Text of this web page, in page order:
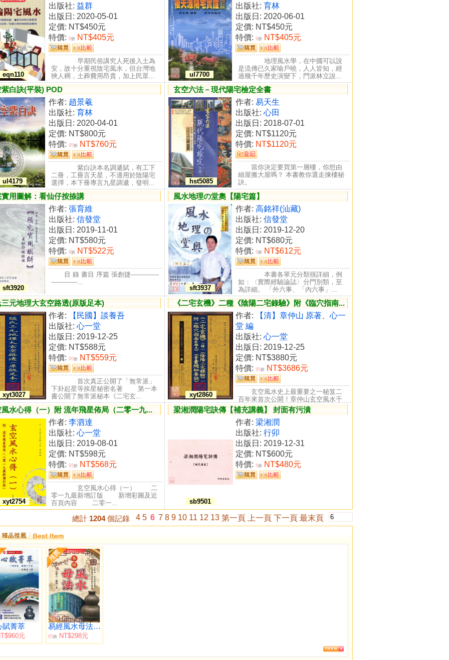
eqn110
出版社: 益群
出版日: 2020-05-01
定價: NT$450元
特價: 9折 NT$405元
早期民俗講究人死後入土為
安，故十分重視陰宅風水，但台灣地
狹人稠，土葬費用昂貴，加上民眾...
ul7700
出版社: 育林
出版日: 2020-06-01
定價: NT$450元
特價: 9折 NT$405元
地理風水學，在中國可以說
是流傳已久家喻戶曉，人人皆知，經
過幾千年歷史演變下，門派林立說...
白訣(平裝) POD
ul4179
作者: 趙景羲
出版社: 育林
出版日: 2020-04-01
定價: NT$800元
特價: 95折 NT$760元
紫白訣本名調遞賦，有工下
二冊，工冊言天星，不適用於陰陽宅
選擇，本下冊專言九星調遞，發明...
玄空六法－現代陽宅檢定全書
hst5085
作者: 易天生
出版社: 心田
出版日: 2018-07-01
定價: NT$1120元
特價: NT$1120元
當你決定要買第一層樓，你想由
細屋搬大屋嗎？ 本書教你選走揀樓秘
訣。
用圖解：看仙仔按捺講
sft3920
作者: 張育維
出版社: 信發堂
出版日: 2019-11-01
定價: NT$580元
特價: 9折 NT$522元
目 錄 書目 序篇 張創捷--------------
-------------...
風水地理の堂奧【陽宅篇】
sft3937
作者: 高銘祥(汕藏)
出版社: 信發堂
出版日: 2019-12-20
定價: NT$680元
特價: 9折 NT$612元
本書各單元分類很詳細，例
如：〈實際經驗論誌〉分門別類，至
為詳細。 「外六事、「內六事」...
元地理大玄空路透(原版足本)
xyt3027
作者:
【民國】談養吾
出版社: 心一堂
出版日: 2019-12-25
定價: NT$588元
特價: 95折 NT$559元
首次真正公開了「無常派」
下卦起星等挨星秘密名著 第一本
書公開了無常派秘本《二宅玄...
《二宅玄機》二種《陰陽二宅錄驗》附《臨穴指南...
xyt2860
作者:
【清】章仲山 原著、心一
堂 編
出版社: 心一堂
出版日: 2019-12-25
定價: NT$3880元
特價: 95折 NT$3686元
玄空風水史上最重要之一秘笈二
百年來首次公開！章仲山玄空風水千
金不傳之秘中秘 章仲...
水心得（一）附 流年飛星佈局（二零一九...
xyt2754
作者: 李泗達
出版社: 心一堂
出版日: 2019-08-01
定價: NT$598元
特價: 95折 NT$568元
玄空風水心得（一） 二
零一九最新增訂版 新增彩圖及近
百頁內容 二零一...
梁湘潤陽宅訣傳【補充講義】 封面有污漬
sb9501
作者: 梁湘潤
出版社: 行卯
出版日: 2019-12-31
定價: NT$600元
特價: 8折 NT$480元
總計 1204個記錄 4 5 6 7 8 9 10 11 12 13 第一頁 上一頁 下一頁 最末頁
賦菁萃
元
易經風水母法【國學經典】
85折 NT$298元